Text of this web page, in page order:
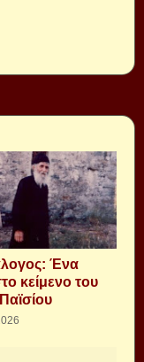
Ένα
κείμενο του